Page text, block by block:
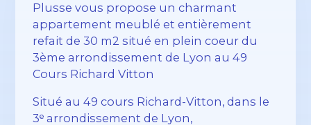
Plusse vous propose un charmant
appartement meublé et entièrement
refait de 30 m2 situé en plein coeur du
3ème arrondissement de Lyon au 49
Cours Richard Vitton
Situé au 49 cours Richard-Vitton, dans le
3ᵉ arrondissement de Lyon,